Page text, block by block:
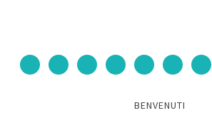
BENVENUTI